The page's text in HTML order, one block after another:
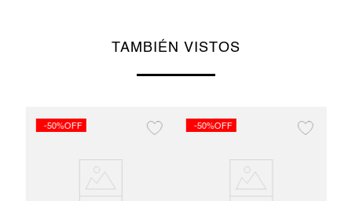
TAMBIÉN VISTOS
-50%OFF -50%OFF